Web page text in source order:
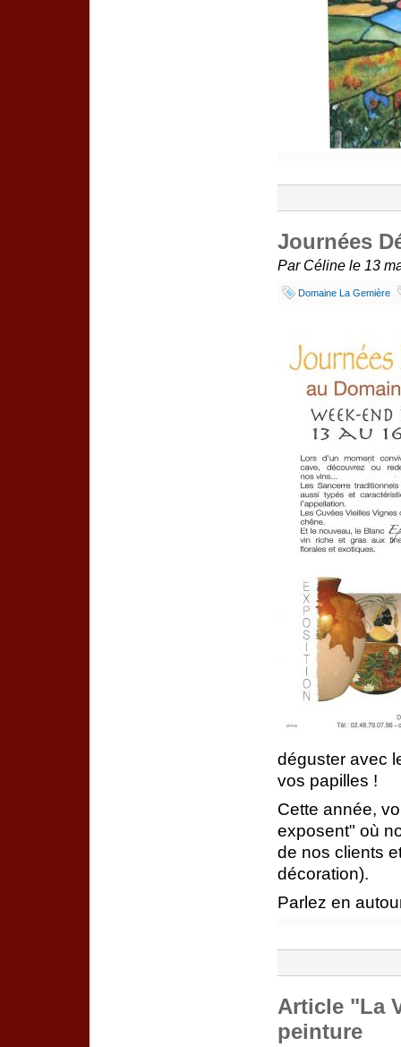
Journées
Par Céline le 13
Domaine La Gemière
déguster avec
vos papilles !
Cette année,
exposent" où
de nos clients
décoration).
Parlez en
Article "La
peinture